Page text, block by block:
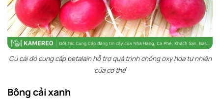
Củ cải đỏ cung cấp betalain hỗ trợ quá trình chống oxy hóa tự nhiên
của cơ thể
Bông cải xanh